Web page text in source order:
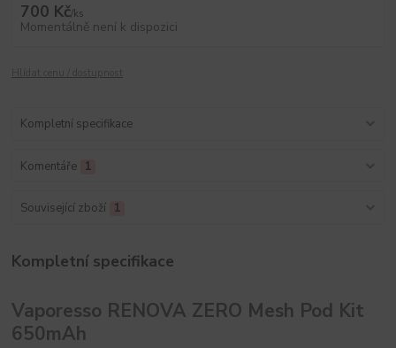
700 Kč/ks
Momentálně není k dispozici
Kompletní specifikace
Komentáře 1
Související zboží 1
Kompletní specifikace
Vaporesso RENOVA ZERO Mesh Pod Kit
650mAh